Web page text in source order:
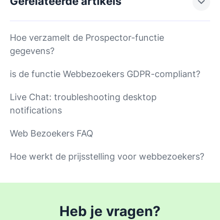
Hoe verzamelt de Prospector-functie
gegevens?
is de functie Webbezoekers GDPR-compliant?
Live Chat: troubleshooting desktop
notifications
Web Bezoekers FAQ
Hoe werkt de prijsstelling voor webbezoekers?
Heb je vragen?